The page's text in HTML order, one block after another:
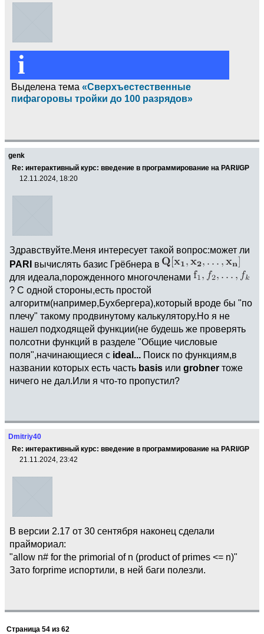
i
Выделена тема «Сверхъестественные
пифагоровы тройки до 100 разрядов»
genk
Re: интерактивный курс: введение в программирование на PARI/GP
12.11.2024, 18:20
Здравствуйте.Меня интересует такой вопрос:может ли
PARI вычислять базис Грёбнера в
для идеала,порожденного многочленами
? С одной стороны,есть простой
алгоритм(например,Бухбергера),который вроде бы "по
плечу" такому продвинутому калькулятору.Но я не
нашел подходящей функции(не будешь же проверять
полсотни функций в разделе "Общие числовые
поля",начинающиеся с ideal... Поиск по функциям,в
названии которых есть часть basis или grobner тоже
ничего не дал.Или я что-то пропустил?
Dmitriy40
Re: интерактивный курс: введение в программирование на PARI/GP
21.11.2024, 23:42
В версии 2.17 от 30 сентября наконец сделали
праймориал:
"allow n# for the primorial of n (product of primes <= n)"
Зато forprime испортили, в ней баги полезли.
Страница 54 из 62